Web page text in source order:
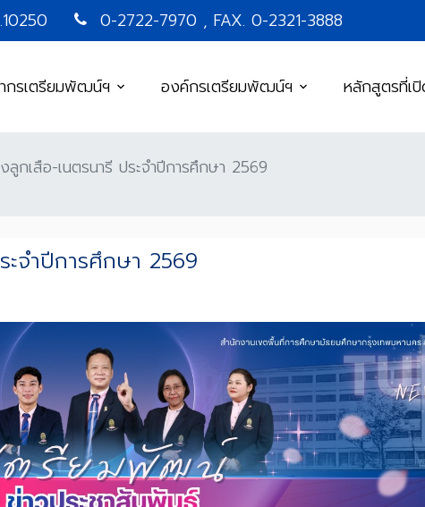
0-2722-7970 , FAX. 0-2321-3888
กรเตรียมพัฒน์ฯ องค์กรเตรียมพัฒน์ฯ หลักสูตรที่เ
ลูกเสือ-เนตรนารี ประจำปีการศึกษา 2569
ะจำปีการศึกษา 2569